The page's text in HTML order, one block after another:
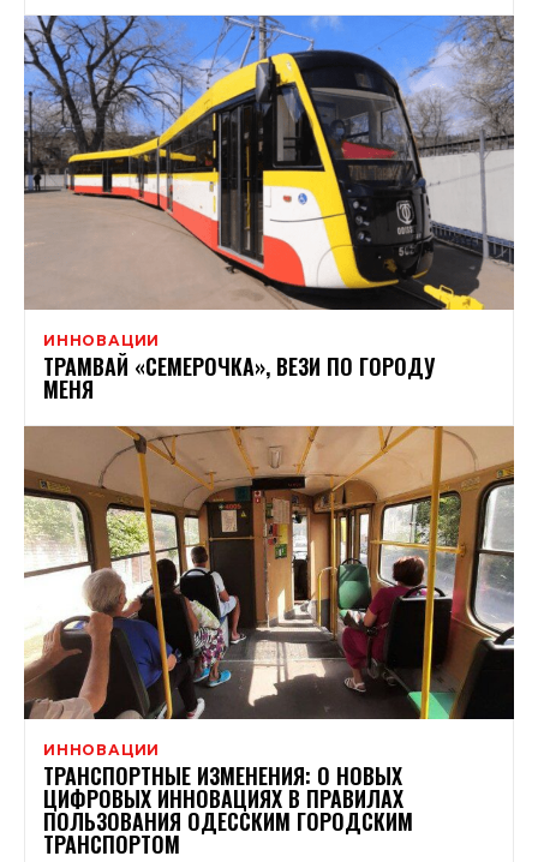
ИННОВАЦИИ
ТРАМВАЙ «СЕМЕРОЧКА», ВЕЗИ ПО ГОРОДУ
МЕНЯ
ИННОВАЦИИ
ТРАНСПОРТНЫЕ ИЗМЕНЕНИЯ: О НОВЫХ
ЦИФРОВЫХ ИННОВАЦИЯХ В ПРАВИЛАХ
ПОЛЬЗОВАНИЯ ОДЕССКИМ ГОРОДСКИМ
ТРАНСПОРТОМ